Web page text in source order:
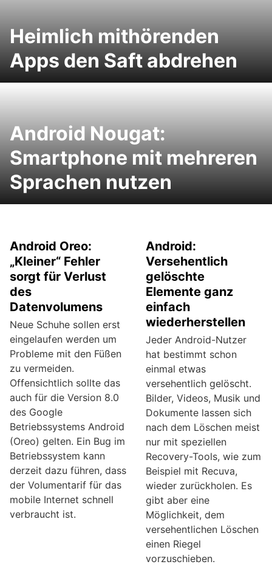
Heimlich mithörenden
Apps den Saft abdrehen
Android Nougat:
Smartphone mit mehreren
Sprachen nutzen
Android Oreo:
„Kleiner“ Fehler
sorgt für Verlust
des
Datenvolumens
Neue Schuhe sollen erst
eingelaufen werden um
Probleme mit den Füßen
zu vermeiden.
Offensichtlich sollte das
auch für die Version 8.0
des Google
Betriebssystems Android
(Oreo) gelten. Ein Bug im
Betriebssystem kann
derzeit dazu führen, dass
der Volumentarif für das
mobile Internet schnell
verbraucht ist.
Android:
Versehentlich
gelöschte
Elemente ganz
einfach
wiederherstellen
Jeder Android-Nutzer
hat bestimmt schon
einmal etwas
versehentlich gelöscht.
Bilder, Videos, Musik und
Dokumente lassen sich
nach dem Löschen meist
nur mit speziellen
Recovery-Tools, wie zum
Beispiel mit Recuva,
wieder zurückholen. Es
gibt aber eine
Möglichkeit, dem
versehentlichen Löschen
einen Riegel
vorzuschieben.